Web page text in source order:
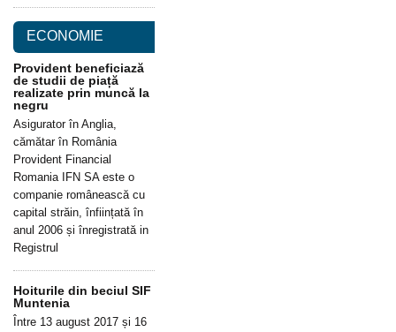
ECONOMIE
Provident beneficiază
de studii de piață
realizate prin muncă la
negru
Asigurator în Anglia,
cămătar în România
Provident Financial
Romania IFN SA este o
companie românească cu
capital străin, înființată în
anul 2006 și înregistrată in
Registrul
Hoiturile din beciul SIF
Muntenia
Între 13 august 2017 și 16